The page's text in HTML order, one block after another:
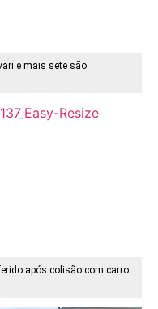
e mais sete são
após colisão com carro